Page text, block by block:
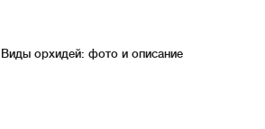
Виды орхидей: фото и описание